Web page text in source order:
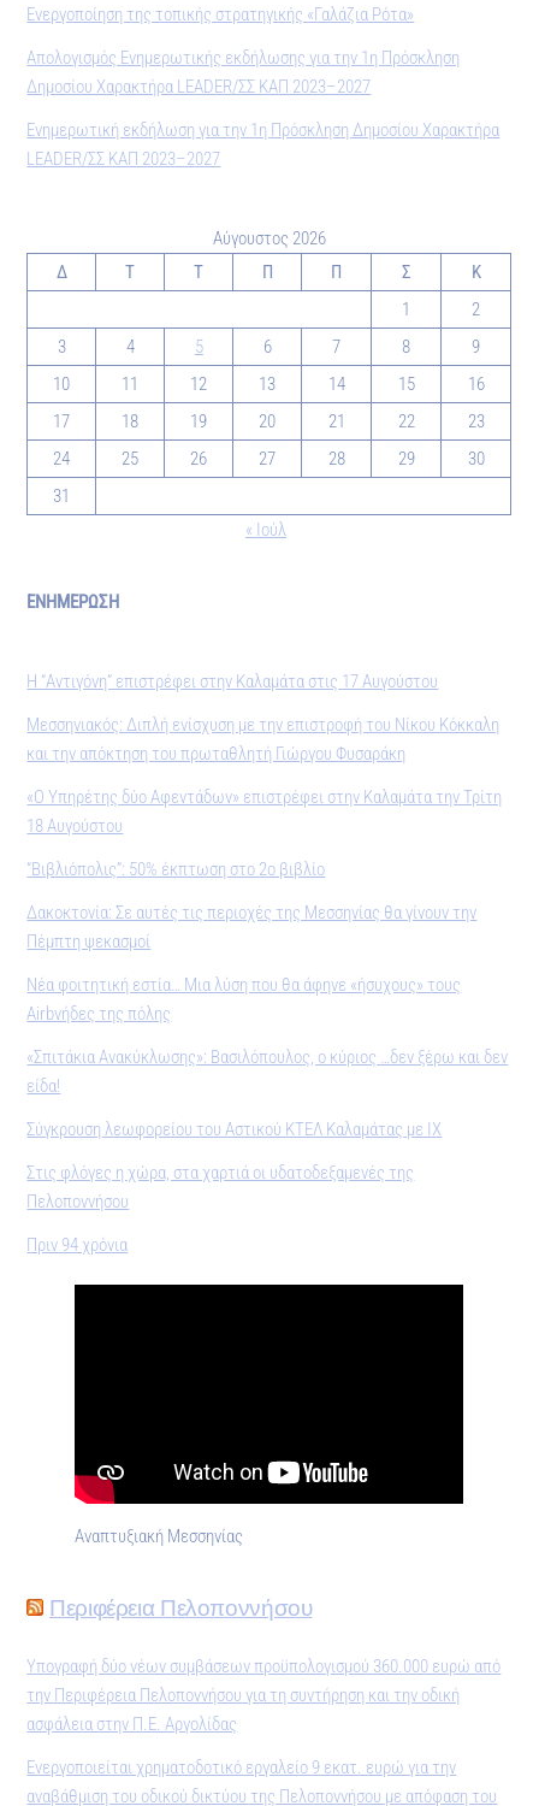
Ενεργοποίηση της τοπικής στρατηγικής «Γαλάζια Ρότα»
Απολογισμός Ενημερωτικής εκδήλωσης για την 1η Πρόσκληση
Δημοσίου Χαρακτήρα LEADER/ΣΣ ΚΑΠ 2023–2027
Ενημερωτική εκδήλωση για την 1η Πρόσκληση Δημοσίου Χαρακτήρα
LEADER/ΣΣ ΚΑΠ 2023–2027
Αύγουστος 2026
Δ
Τ Τ Π Π Σ
Κ
1
2
3
4 5 6 7 8
9
10
11 12 13 14 15
16
17
18 19 20 21 22
23
24
25 26 27 28 29
30
31
« Ιούλ
ΕΝΗΜΕΡΩΣΗ
Η “Αντιγόνη” επιστρέφει στην Καλαμάτα στις 17 Αυγούστου
Μεσσηνιακός: Διπλή ενίσχυση με την επιστροφή του Νίκου Κόκκαλη
και την απόκτηση του πρωταθλητή Γιώργου Φυσαράκη
«Ο Υπηρέτης δύο Αφεντάδων» επιστρέφει στην Καλαμάτα την Τρίτη
18 Αυγούστου
“Βιβλιόπολις”: 50% έκπτωση στο 2ο βιβλίο
Δακοκτονία: Σε αυτές τις περιοχές της Μεσσηνίας θα γίνουν την
Πέμπτη ψεκασμοί
Νέα φοιτητική εστία… Μια λύση που θα άφηνε «ήσυχους» τους
Airbνήδες της πόλης
«Σπιτάκια Ανακύκλωσης»: Βασιλόπουλος, ο κύριος …δεν ξέρω και δεν
είδα!
Σύγκρουση λεωφορείου του Αστικού ΚΤΕΛ Καλαμάτας με ΙΧ
Στις φλόγες η χώρα, στα χαρτιά οι υδατοδεξαμενές της
Πελοποννήσου
Πριν 94 χρόνια
Αναπτυξιακή Μεσσηνίας
Περιφέρεια Πελοποννήσου
Υπογραφή δύο νέων συμβάσεων προϋπολογισμού 360.000 ευρώ από
την Περιφέρεια Πελοποννήσου για τη συντήρηση και την οδική
ασφάλεια στην Π.Ε. Αργολίδας
Ενεργοποιείται χρηματοδοτικό εργαλείο 9 εκατ. ευρώ για την
αναβάθμιση του οδικού δικτύου της Πελοποννήσου με απόφαση του